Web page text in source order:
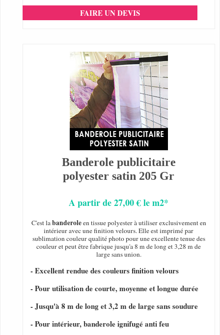
FAIRE UN DEVIS
Banderole publicitaire
polyester satin 205 Gr
A partir de 27,00 € le m2*
C'est labanderoleen tissue polyester à utiliser exclusivement en
intérieur avec une finition velours. Elle est imprimé par
sublimation couleur qualité photo pour une excellente tenue des
couleur et peut être fabrique jusqu'a 8 m de long et 3,28 m de
large sans union.
- Excellent rendue des couleurs finition velours
- Pour utilisation de courte, moyenne et longue durée
- Jusqu'à 8 m de long et 3,2 m de large sans soudure
- Pour intérieur, banderole ignifugé anti feu